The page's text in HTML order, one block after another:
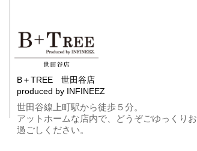
世田谷線上町駅から徒歩５分。
アットホームな店内で、どうぞごゆっくりお
過ごしください。
B＋TREE 世田谷店
produced by INFINEEZ